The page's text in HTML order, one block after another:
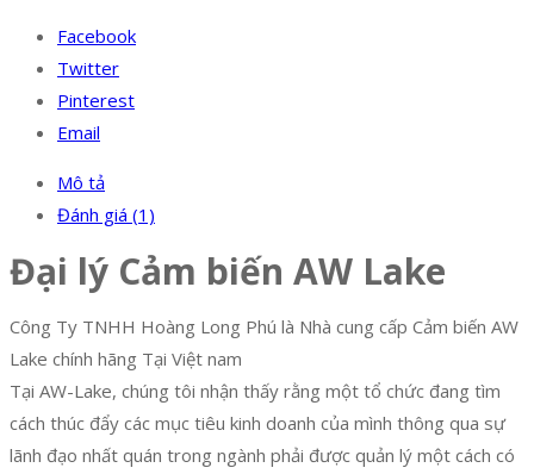
Facebook
Twitter
Pinterest
Email
Mô tả
Đánh giá (1)
Đại lý Cảm biến AW Lake
Công Ty TNHH Hoàng Long Phú là Nhà cung cấp Cảm biến AW
Lake chính hãng Tại Việt nam
Tại AW-Lake, chúng tôi nhận thấy rằng một tổ chức đang tìm
cách thúc đẩy các mục tiêu kinh doanh của mình thông qua sự
lãnh đạo nhất quán trong ngành phải được quản lý một cách có